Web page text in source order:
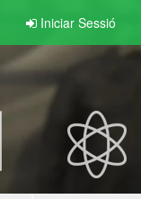
Iniciar Sessió